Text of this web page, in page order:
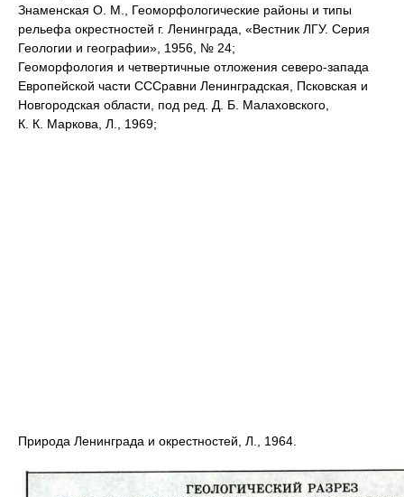
Знаменская О. М., Геоморфологические районы и типы
рельефа окрестностей г. Ленинграда, «Вестник ЛГУ. Серия
Геологии и географии», 1956, № 24;
Геоморфология и четвертичные отложения северо-запада
Европейской части СССравни Ленинградская, Псковская и
Новгородская области, под ред. Д. Б. Малаховского,
К. К. Маркова, Л., 1969;
Природа Ленинграда и окрестностей, Л., 1964.